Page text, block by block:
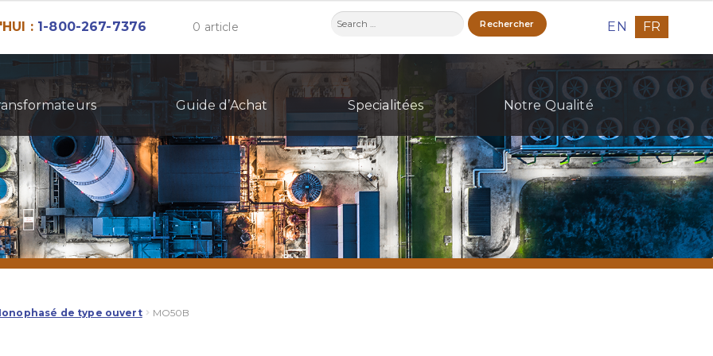
: 1-800-267-7376 0 article
Rechercher : EN FR
Guide d’Achat Specialitées Notre Qualité
de type ouvert MO50B